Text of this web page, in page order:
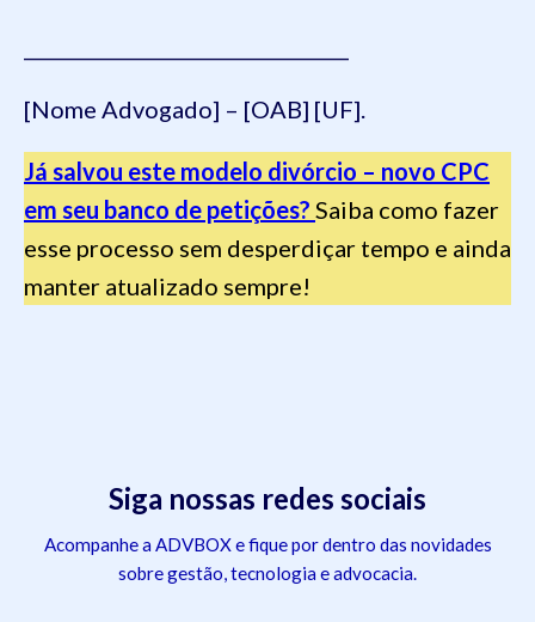
[Nome Advogado] – [OAB] [UF].
Já salvou este modelo divórcio – novo CPC
em seu banco de petições? Saiba como fazer
esse processo sem desperdiçar tempo e ainda
manter atualizado sempre!
Siga nossas redes sociais
Acompanhe a ADVBOX e fique por dentro das novidades
sobre gestão, tecnologia e advocacia.